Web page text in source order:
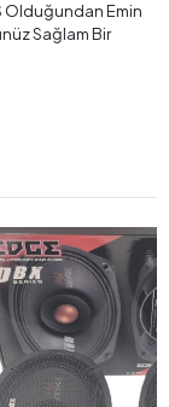
Olduğundan Emin
Sağlam Bir